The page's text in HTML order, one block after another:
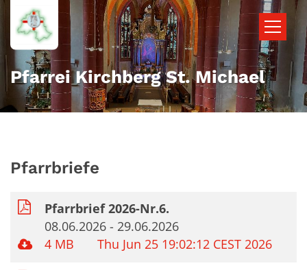
Zum Inhalt springen
Pfarrei Kirchberg St. Michael
Pfarrbriefe
Pfarrbrief 2026-Nr.6.
08.06.2026 - 29.06.2026
4 MB
Thu Jun 25 19:02:12 CEST 2026